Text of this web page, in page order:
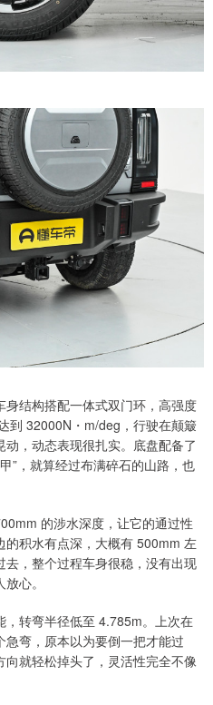
结构搭配一体式双门环，高强度
到 32000N・m/deg，行驶在颠簸
，动态表现很扎实。底盘配备了
”，就算经过布满碎石的山路，也
的涉水深度，让它的通过性
积水有点深，大概有 500mm 左
，整个过程车身很稳，没有出现
心。
转弯半径低至 4.785m。上次在
弯，原本以为要倒一把才能过
就轻松掉头了，灵活性完全不像